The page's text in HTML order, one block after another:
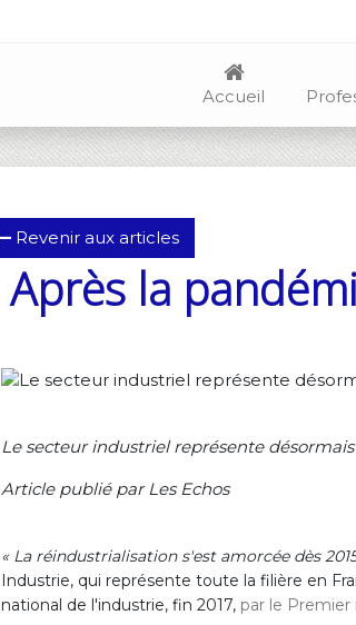
Accueil
Revenir aux articles
Après la
Le secteur industriel représente désormais
Article publié par Les Echos
« La réindustrialisation s'est amorcée dès
Industrie, qui représente toute la filière en
national de l'industrie, fin 2017, par le